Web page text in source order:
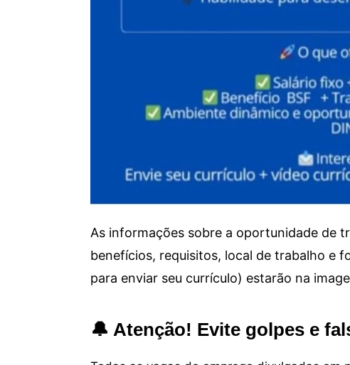
As informações sobre a oportunidade de
benefícios, requisitos, local de trabalho e
para enviar seu currículo) estarão na
🔔 Atenção! Evite golpes e